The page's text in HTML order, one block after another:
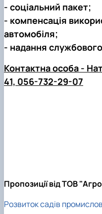
- соціальний пакет;
- компенсація
автомобіля;
- надання
Контактна особа -
41, 056-732-29-07
Пропозиції від ТОВ
Розвиток садів